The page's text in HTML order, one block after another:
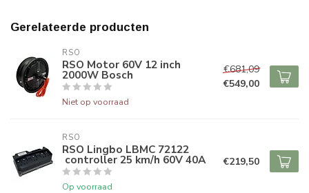
Gerelateerde producten
RSO
RSO Motor 60V 12 inch
2000W Bosch
Niet op voorraad
€681,09
€549,00
RSO
RSO Lingbo LBMC 72122
controller 25 km/h 60V 40A
Op voorraad
€219,50